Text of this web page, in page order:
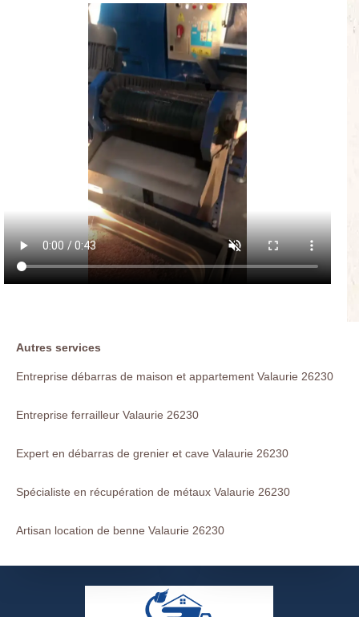
Autres services
Entreprise débarras de maison et appartement Valaurie 26230
Entreprise ferrailleur Valaurie 26230
Expert en débarras de grenier et cave Valaurie 26230
Spécialiste en récupération de métaux Valaurie 26230
Artisan location de benne Valaurie 26230